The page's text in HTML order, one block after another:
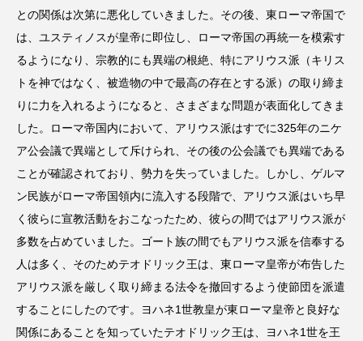
との関係は次第に悪化していきました。その後、東ローマ帝国で
は、ユスティノスが皇帝に即位し、ローマ帝国の再統一を模索す
るようになり、宗教的にも異端の根絶、特にアリウス派（キリス
トを神ではなく、被造物の中で最高の存在とする派）の取り締ま
りに力を入れるようになると、さまざまな問題が表面化してきま
した。ローマ帝国内において、アリウス派はすでに325年のニケ
ア公会議で異端として斥けられ、その後の公会議でも異端である
ことが確認されており、勢力を失っていました。しかし、ゲルマ
ン民族がローマ帝国領内に流入する段階で、アリウス派はいち早
く彼らに宣教活動をおこなったため、彼らの間ではアリウス派が
多数を占めていました。ゴート族の間でもアリウス派を信奉する
人は多く、そのためテオドリック王は、東ローマ皇帝が布告した
アリウス派を厳しく取り締まる法令を撤回するよう使節団を派遣
することにしたのです。ヨハネ1世教皇が東ローマ皇帝と良好な
関係にあることを知っていたテオドリック王は、ヨハネ1世を王